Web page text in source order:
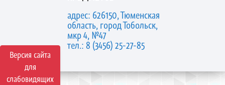
Версия сайта
для
слабовидящих
адрес: 626150, Тюменская
область, город Тобольск,
мкр 4, №47
тел.: 8 (3456) 25-27-85